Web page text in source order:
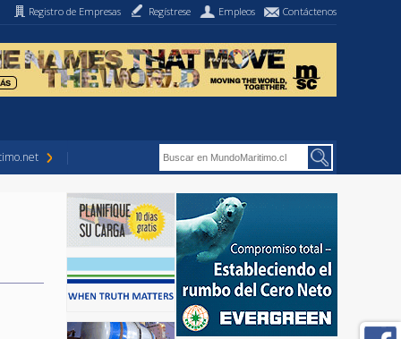
Registro de Empresas Regístrese Empleos Contáctenos